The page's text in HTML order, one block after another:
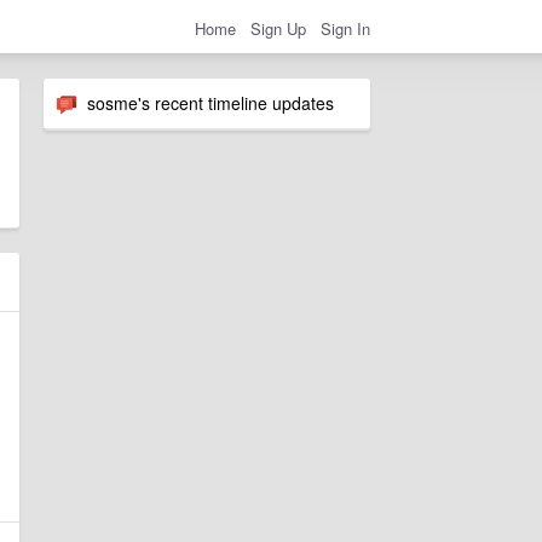
Home Sign Up Sign In
sosme's recent timeline updates